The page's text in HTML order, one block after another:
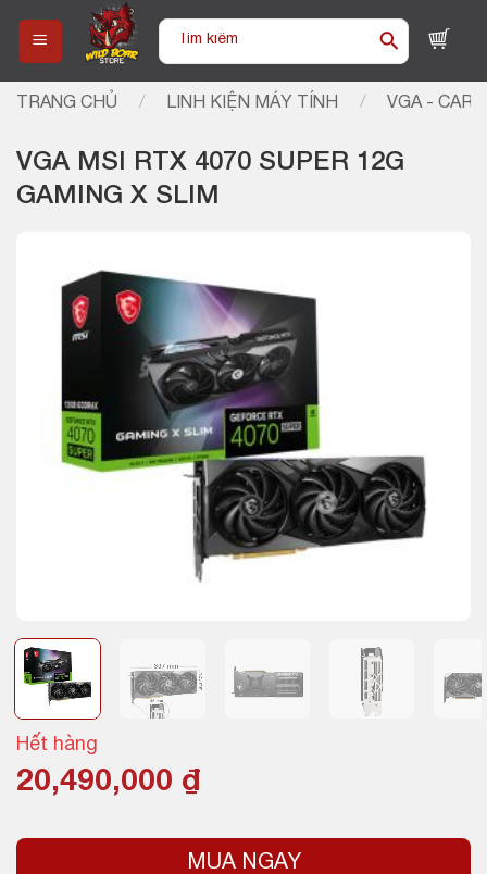
content
Tìm
TRANG CHỦ / LINH KIỆN MÁY TÍNH / VGA -
VGA MSI RTX 4070 SUPER 12G
GAMING X SLIM
Hết hàng
20,490,000 ₫
MUA NGAY